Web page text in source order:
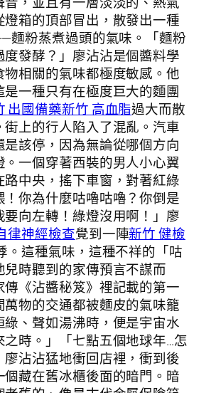
燈箱的頂部冒出，散發出一種
麵粉蒸煮過頭的氣味。「麵粉
度發酵？」廖沾沾是個醬料學
物相關的氣味都極度敏感。他
是一種只有在極度巨大的麵團
出國備藥新竹 高血脂過大而散
街上的行人陷入了混亂。汽車
是該停，因為無論從哪個方向
。一個穿著西裝的男人小心翼
路中央，搖下車窗，對著紅綠
！你為什麼咕嚕咕嚕？你倒是
要向左轉！綠燈沒用啊！」廖
律神經檢查覺到一陣新竹 健檢
。這種氣味，這種不祥的「咕
兒時聽到的家傳預言不謀而
傳《沾醬秘笈》裡記載的第一
萬物的交通都被麵皮的氣味籠
綠、聲如湯沸時，便是宇宙水
之時。」「七點五個地球年…怎
廖沾沾猛地衝回店裡，衝到後
個藏在舊冰櫃後面的暗門。暗